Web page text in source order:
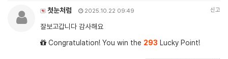
첫눈처럼 2025.10.22 09:49 신고
잘보고갑니다 감사해요
Congratulation! You win the 293 Lucky Point!